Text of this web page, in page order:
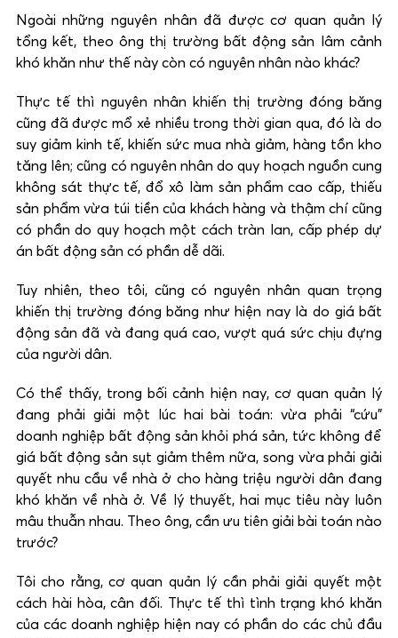
Ngoài những nguyên nhân đã được cơ quan quản lý
tổng kết, theo ông thị trường bất động sản lâm cảnh
khó khăn như thế này còn có nguyên nhân nào khác?
Thực tế thì nguyên nhân khiến thị trường đóng băng
cũng đã được mổ xẻ nhiều trong thời gian qua, đó là do
suy giảm kinh tế, khiến sức mua nhà giảm, hàng tồn kho
tăng lên; cũng có nguyên nhân do quy hoạch nguồn cung
không sát thực tế, đổ xô làm sản phẩm cao cấp, thiếu
sản phẩm vừa túi tiền của khách hàng và thậm chí cũng
có phần do quy hoạch một cách tràn lan, cấp phép dự
án bất động sản có phần dễ dãi.
Tuy nhiên, theo tôi, cũng có nguyên nhân quan trọng
khiến thị trường đóng băng như hiện nay là do giá bất
động sản đã và đang quá cao, vượt quá sức chịu đựng
của người dân.
Có thể thấy, trong bối cảnh hiện nay, cơ quan quản lý
đang phải giải một lúc hai bài toán: vừa phải “cứu”
doanh nghiệp bất động sản khỏi phá sản, tức không để
giá bất động sản sụt giảm thêm nữa, song vừa phải giải
quyết nhu cầu về nhà ở cho hàng triệu người dân đang
khó khăn về nhà ở. Về lý thuyết, hai mục tiêu này luôn
mâu thuẫn nhau. Theo ông, cần ưu tiên giải bài toán nào
trước?
Tôi cho rằng, cơ quan quản lý cần phải giải quyết một
cách hài hòa, cân đối. Thực tế thì tình trạng khó khăn
của các doanh nghiệp hiện nay có phần do các chủ đầu